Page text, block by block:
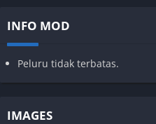
INFO MOD
Peluru tidak terbatas.
IMAGES